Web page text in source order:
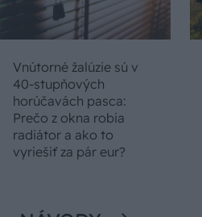
Vnútorné žalúzie sú v
40-stupňových
horúčavách pasca:
Prečo z okna robia
radiátor a ako to
vyriešiť za pár eur?